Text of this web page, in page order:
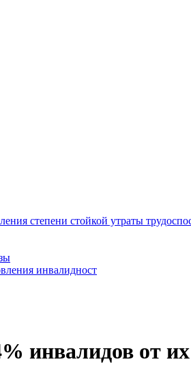
степени стойкой утраты
инвалидност
инвалидов от